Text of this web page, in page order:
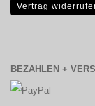
Vertrag
BEZAHLEN +